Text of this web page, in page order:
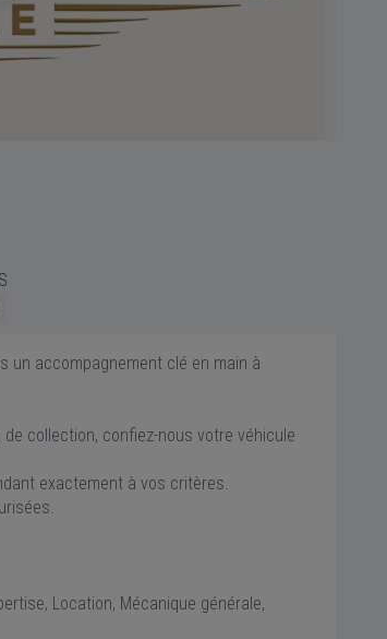
un accompagnement clé en main à
collection, confiez-nous votre véhicule
exactement à vos critères.
Location, Mécanique générale,